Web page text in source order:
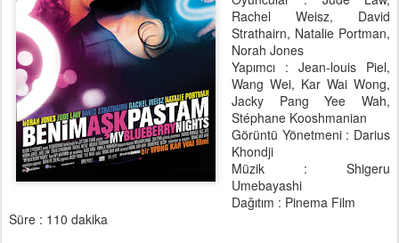
Rachel Weisz, David
Strathairn, Natalie Portman,
Norah Jones
Yapımcı : Jean-louis Piel,
Wang Wei, Kar Wai Wong,
Jacky Pang Yee Wah,
Stéphane Kooshmanian
Görüntü Yönetmeni : Darius
Khondji
Müzik : Shigeru
Umebayashi
Dağıtım : Pinema Film
Süre : 110 dakika